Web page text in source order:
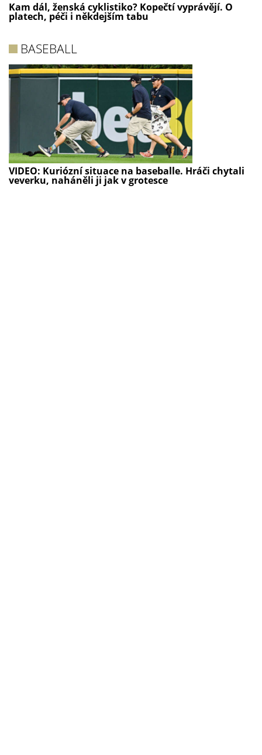
Kam dál, ženská cyklistiko? Kopečtí vyprávějí. O
platech, péči i někdejším tabu
BASEBALL
VIDEO: Kuriózní situace na baseballe. Hráči chytali
veverku, naháněli ji jak v grotesce